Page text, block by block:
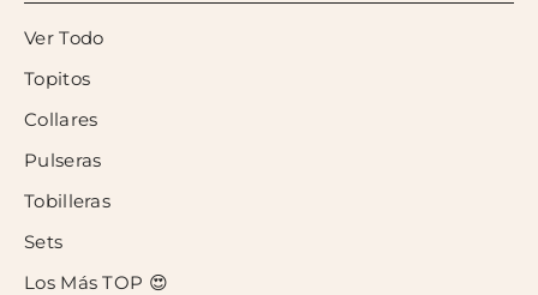
Ver Todo
Topitos
Collares
Pulseras
Tobilleras
Sets
Los Más TOP 😍